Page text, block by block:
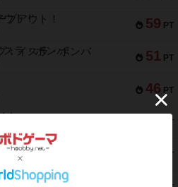
59 PT
ブアウト！
51 PT
：イスラ・ボンバ
46 PT
PT
ム
PT